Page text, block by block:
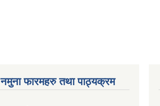
नमुना फारमहरु तथा पाठ्यक्रम